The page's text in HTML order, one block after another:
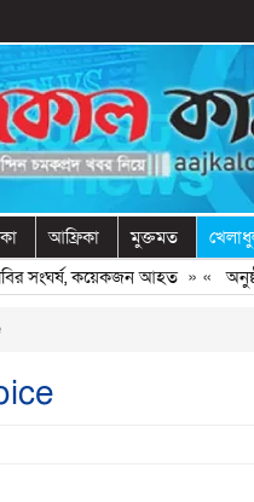
আফ্রিকা মুক্তমত
সংঘর্ষ, কয়েকজন আহত» «